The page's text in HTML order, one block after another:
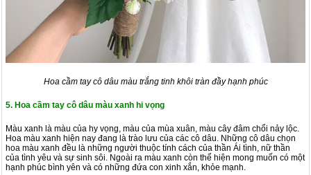
Hoa cầm tay cô dâu màu trắng tinh khôi tràn đầy hạnh phúc
5. Hoa cầm tay cô dâu màu xanh hi vọng
Màu xanh là màu của hy vọng, màu của mùa xuân, màu cây đâm chổi nảy lộc.
Hoa màu xanh hiện nay đang là trào lưu của các cô dâu. Những cô dâu chọn
hoa màu xanh đều là những người thuộc tính cách của thần Ái tình, nữ thần
của tình yêu và sự sinh sôi. Ngoài ra màu xanh còn thể hiện mong muốn có một
hạnh phúc bình yên và có những đứa con xinh xắn, khỏe mạnh.